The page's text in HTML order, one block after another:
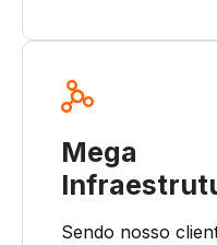
Mega
Sendo nosso